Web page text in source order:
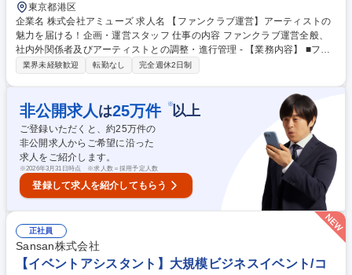
東京都港区
企業名 株式会社アミューズ 求人名 【ファンクラブ運営】アーティストの
魅力を届ける！企画・運営スタッフ 仕事の内容 ファンクラブ運営全般、
社内外関係者及びアーティストとの調整・進行管理 - 【業務内容】 ■ファ
ンクラブサイトや会員向けコンテンツの企画・運営 ■会員数拡大や継続率
ンクラブ施策の企画・推進 ■社内外関係者との調整・進行管理 ■売上・予
算管理、数値分析 ■メンバー育成およびチームマネジメント 募集職種
【ファンクラブ運営】アーティストの魅力を届ける！企画・運営スタッフ
業界未経験歓迎 転勤なし 完全週休2日制
非公開求人 は25万件 ※以上
ご登録いただくと、約25万件の
非公開求人からご希望に沿った
求人をご紹介します。
※2026年3月31日時点 ※求人数＝採用予定人数
登録して求人を紹介してもらう
正社員
Sansan株式会社
【イベントアシスタント】大規模ビジネスイベント/コ